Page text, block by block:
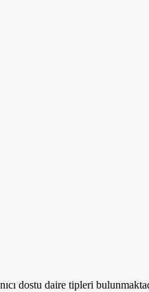
dostu daire tipleri